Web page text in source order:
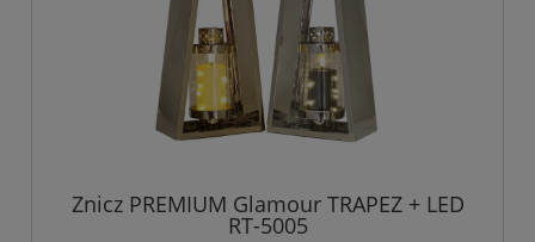
Znicz PREMIUM Glamour TRAPEZ + LED
RT-5005